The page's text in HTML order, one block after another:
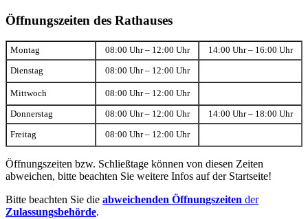
Öffnungszeiten des Rathauses
Montag 08:00 Uhr – 12:00 Uhr 14:00 Uhr – 16:00 Uhr
Dienstag 08:00 Uhr – 12:00 Uhr
Mittwoch 08:00 Uhr – 12:00 Uhr
Donnerstag 08:00 Uhr – 12:00 Uhr 14:00 Uhr – 18:00 Uhr
Freitag 08:00 Uhr – 12:00 Uhr
Öffnungszeiten bzw. Schließtage können von diesen Zeiten
abweichen, bitte beachten Sie weitere Infos auf der Startseite!
Bitte beachten Sie die abweichenden Öffnungszeiten der
Zulassungsbehörde.